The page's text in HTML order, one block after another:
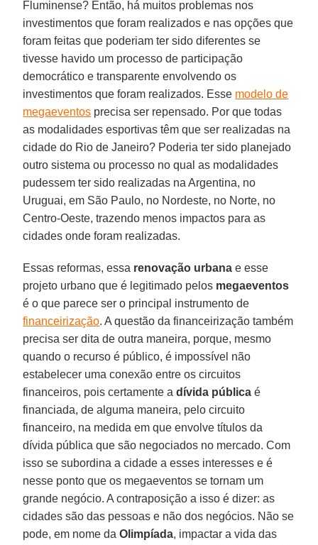
Fluminense? Então, há muitos problemas nos
investimentos que foram realizados e nas opções que
foram feitas que poderiam ter sido diferentes se
tivesse havido um processo de participação
democrático e transparente envolvendo os
investimentos que foram realizados. Esse modelo de
megaeventos precisa ser repensado. Por que todas
as modalidades esportivas têm que ser realizadas na
cidade do Rio de Janeiro? Poderia ter sido planejado
outro sistema ou processo no qual as modalidades
pudessem ter sido realizadas na Argentina, no
Uruguai, em São Paulo, no Nordeste, no Norte, no
Centro-Oeste, trazendo menos impactos para as
cidades onde foram realizadas.
Essas reformas, essa renovação urbana e esse
projeto urbano que é legitimado pelos megaeventos
é o que parece ser o principal instrumento de
financeirização. A questão da financeirização também
precisa ser dita de outra maneira, porque, mesmo
quando o recurso é público, é impossível não
estabelecer uma conexão entre os circuitos
financeiros, pois certamente adívida pública é
financiada, de alguma maneira, pelo circuito
financeiro, na medida em que envolve títulos da
dívida pública que são negociados no mercado. Com
isso se subordina a cidade a esses interesses e é
nesse ponto que os megaeventos se tornam um
grande negócio. A contraposição a isso é dizer: as
cidades são das pessoas e não dos negócios. Não se
pode, em nome daOlimpíada, impactar a vida das